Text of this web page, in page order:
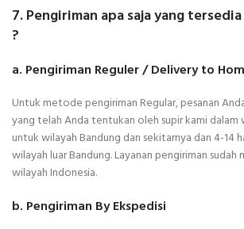
7. Pengiriman apa saja yang
?
a. Pengiriman Reguler / Delivery to
Untuk metode pengiriman Regular, pesanan
yang telah Anda tentukan oleh supir kami dalam
untuk wilayah Bandung dan sekitarnya dan 4-14
wilayah luar Bandung. Layanan pengiriman sudah
wilayah Indonesia.
b. Pengiriman By Ekspedisi